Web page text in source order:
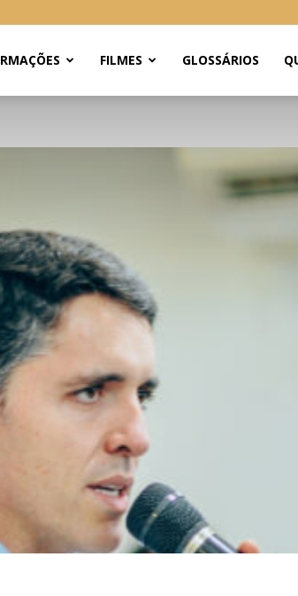
FILMES GLOSSÁRIOS